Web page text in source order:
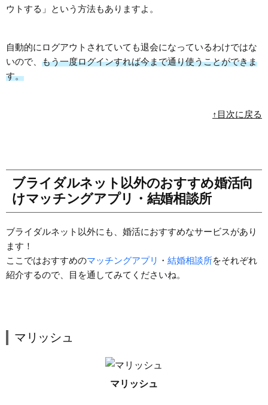
ウトする」という方法もありますよ。
自動的にログアウトされていても退会になっているわけではな
いので、 もう一度ログインすれば今まで通り使うことができま
す。
↑目次に戻る
ブライダルネット以外のおすすめ婚活向
けマッチングアプリ・結婚相談所
ブライダルネット以外にも、婚活におすすめなサービスがあり
ます！
ここではおすすめのマッチングアプリ ・ 結婚相談所をそれぞれ
紹介するので、目を通してみてくださいね。
マリッシュ
マリッシュ